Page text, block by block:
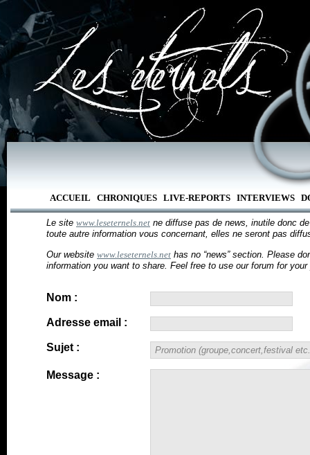
ACCUEIL CHRONIQUES LIVE-REPORTS INTERVIEWS
Le site www.leseternels.net ne diffuse pas de news, inutile donc
toute autre information vous concernant, elles ne seront pas
Our website www.leseternels.net has no “news” section. Please
information you want to share. Feel free to use our forum for your
Nom :
Adresse email :
Sujet :
Message :